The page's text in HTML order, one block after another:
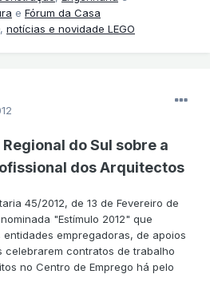
e Fórum da Casa
, notícias e novidade LEGO
do Sul sobre a
dos Arquitectos
45/2012, de 13 de Fevereiro de
"Estímulo 2012" que
empregadoras, de apoios
contratos de trabalho
no Centro de Emprego há pelo